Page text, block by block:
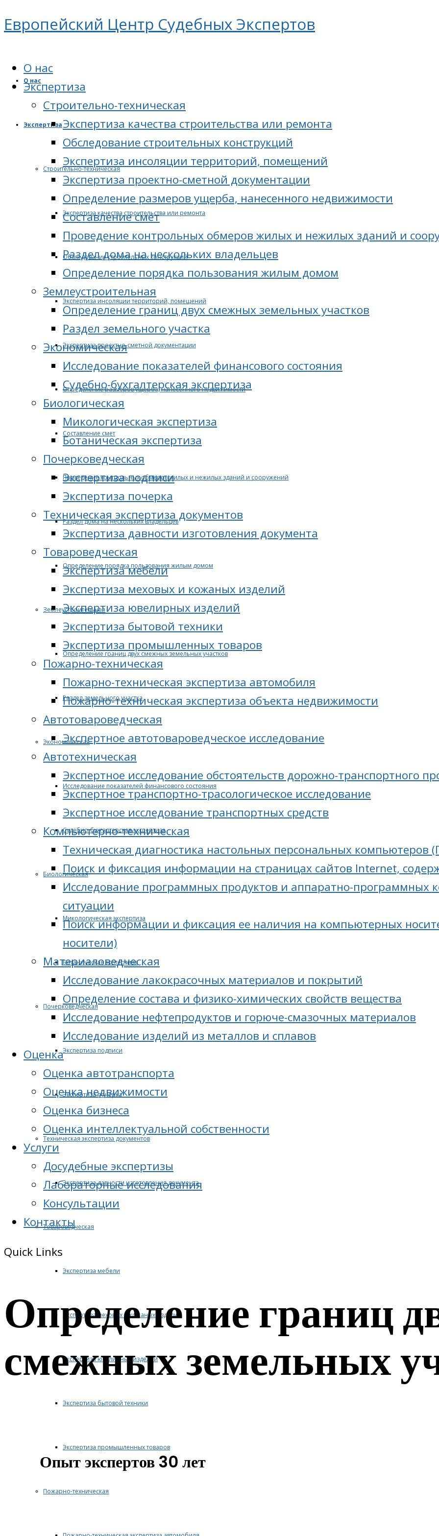
Европейский Центр Судебных Экспертов
О нас
Экспертиза
Cтроительно-техническая
Экспертиза качества строительства или ремонта
Обследование строительных конструкций
Экспертиза инсоляции территорий, помещений
Экспертиза проектно-сметной документации
Определение размеров ущерба, нанесенного недвижимости
Составление смет
Проведение контрольных обмеров жилых и нежилых зданий и сооружений
Раздел дома на нескольких владельцев
Определение порядка пользования жилым домом
Землеустроительная
Определение границ двух смежных земельных участков
Раздел земельного участка
Экономическая
Исследование показателей финансового состояния
Судебно-бухгалтерская экспертиза
Биологическая
Микологическая экспертиза
Ботаническая экспертиза
Почерковедческая
Экспертиза подписи
Экспертиза почерка
Техническая экспертиза документов
Экспертиза давности изготовления документа
Товароведческая
Экспертиза мебели
Экспертиза меховых и кожаных изделий
Экспертиза ювелирных изделий
Экспертиза бытовой техники
Экспертиза промышленных товаров
Пожарно-техническая
О нас
Экспертиза
Cтроительно-техническая
Экспертиза качества строительства или ремонта
Обследование строительных конструкций
Экспертиза инсоляции территорий, помещений
Экспертиза проектно-сметной документации
Определение размеров ущерба, нанесенного недвижимости
Составление смет
Проведение контрольных обмеров жилых и нежилых зданий и
Раздел дома на нескольких владельцев
Определение порядка пользования жилым домом
Землеустроительная
Определение границ двух смежных земельных участков
Раздел земельного участка
Экономическая
Исследование показателей финансового состояния
Судебно-бухгалтерская экспертиза
Биологическая
Микологическая экспертиза
Ботаническая экспертиза
Почерковедческая
Экспертиза подписи
Экспертиза почерка
Техническая экспертиза документов
Экспертиза давности изготовления документа
Товароведческая
Экспертиза мебели
Экспертиза меховых и кожаных изделий
Экспертиза ювелирных изделий
Экспертиза бытовой техники
Экспертиза промышленных товаров
Пожарно-техническая
Пожарно-техническая экспертиза автомобиля
Пожарно-техническая экспертиза объекта недвижимости
Автотовароведческая
Экспертное автотовароведческое исследование
Автотехническая
Экспертное исследование обстоятельств дорожно-транспортного
Экспертное транспортно-трасологическое исследование
Экспертное исследование транспортных средств
Компьютерно-техническая
Техническая диагностика настольных персональных компьютеров
Поиск и фиксация информации на страницах сайтов Internet,
Исследование программных продуктов и аппаратно-программных
ситуации
Поиск информации и фиксация ее наличия на компьютерных
носители)
Материаловедческая
Исследование лакокрасочных материалов и покрытий
Определение состава и физико-химических свойств вещества
Исследование нефтепродуктов и горюче-смазочных материалов
Исследование изделий из металлов и сплавов
Оценка
Оценка автотранспорта
Оценка недвижимости
Оценка бизнеса
Оценка интеллектуальной собственности
Услуги
Досудебные экспертизы
Лабораторные исследования
Консультации
Контакты
Quick Links
Определение границ
смежных земельных
Опыт экспертов 30 лет